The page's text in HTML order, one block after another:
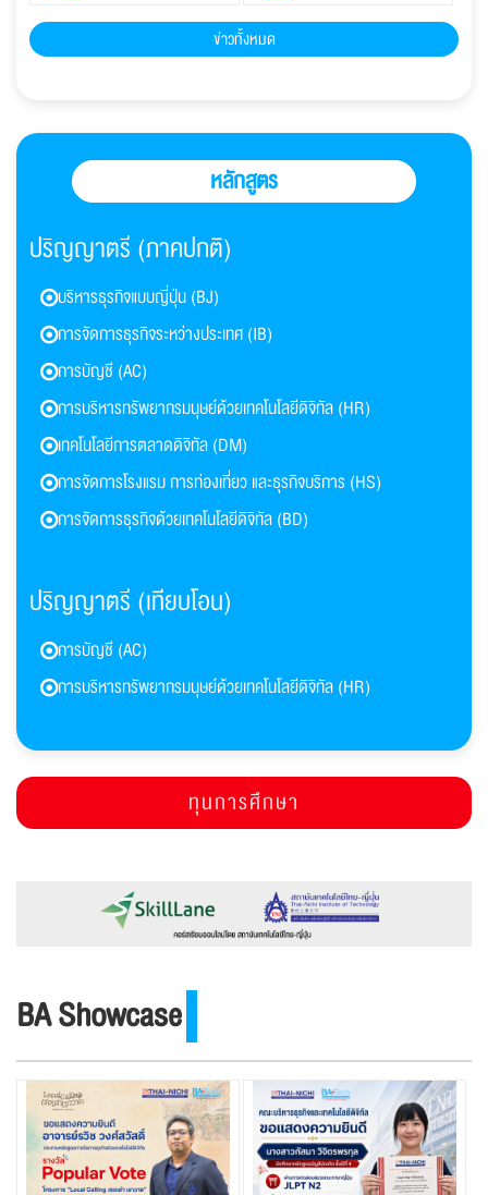
ข่าวทั้งหมด
หลักสูตร
ปริญญาตรี (ภาคปกติ)
บริหารธุรกิจแบบญี่ปุ่น (BJ)
การจัดการธุรกิจระหว่างประเทศ (IB)
การบัญชี (AC)
การบริหารทรัพยากรมนุษย์ด้วยเทคโนโลยีดิจิทัล (HR)
เทคโนโลยีการตลาดดิจิทัล (DM)
การจัดการโรงแรม การท่องเที่ยว และธุรกิจบริการ (HS)
การจัดการธุรกิจด้วยเทคโนโลยีดิจิทัล (BD)
ปริญญาตรี (เทียบโอน)
การบัญชี (AC)
การบริหารทรัพยากรมนุษย์ด้วยเทคโนโลยีดิจิทัล (HR)
ทุนการศึกษา
BA Showcase